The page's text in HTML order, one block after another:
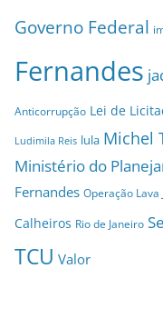
Governo Federal
Fernandes
Anticorrupção Lei de
Ludimila Reis lula Michel
Ministério do
Fernandes Operação Lava
Calheiros Rio de Janeiro
TCU Valor